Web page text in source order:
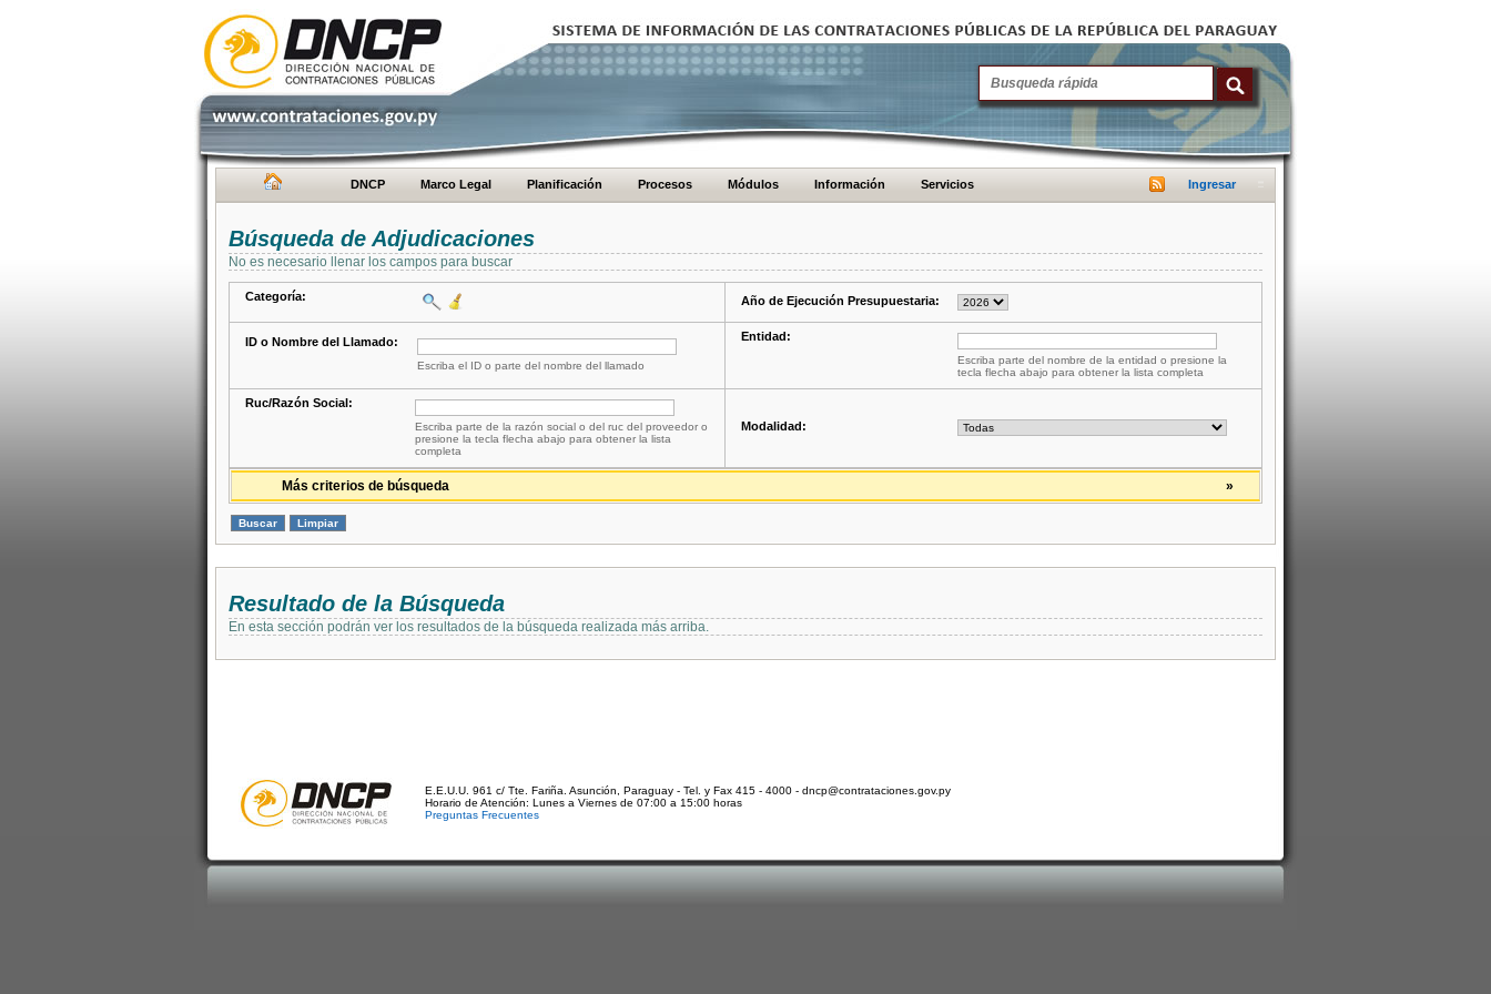
DNCP Marco Legal Planificación Procesos Módulos Información Servicios Ingresar
Búsqueda de Adjudicaciones
No es necesario llenar los campos para buscar
Categoría: Año de Ejecución Presupuestaria:
ID o Nombre del Llamado:
Escriba el ID o parte del nombre del llamado
Entidad:
Escriba parte del nombre de la entidad o presione la
tecla flecha abajo para obtener la lista completa
Ruc/Razón Social:
Escriba parte de la razón social o del ruc del proveedor o
presione la tecla flecha abajo para obtener la lista
completa
Modalidad:
»
Más criterios de búsqueda
Resultado de la Búsqueda
En esta sección podrán ver los resultados de la búsqueda realizada más arriba.
E.E.U.U. 961 c/ Tte. Fariña. Asunción, Paraguay - Tel. y Fax 415 - 4000 - dncp@contrataciones.gov.py
Horario de Atención: Lunes a Viernes de 07:00 a 15:00 horas
Preguntas Frecuentes